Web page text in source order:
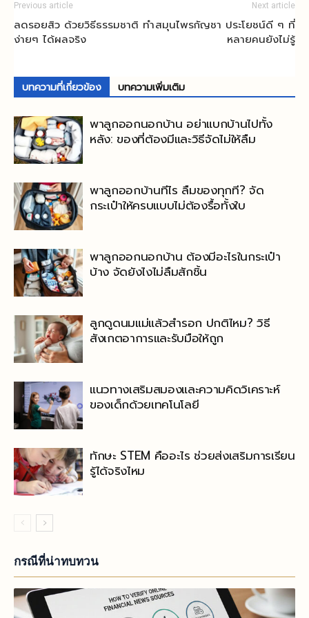
Previous article
ลดรอยสิว ด้วยวิธีธรรมชาติ ทำ
ง่ายๆ ได้ผลจริง
Next article
สมุนไพรกัญชา ประโยชน์ดี ๆ ที่
หลายคนยังไม่รู้
บทความที่เกี่ยวข้อง บทความเพิ่มเติม
พาลูกออกนอกบ้าน อย่าแบกบ้านไปทั้ง
หลัง: ของที่ต้องมีและวิธีจัดไม่ให้ลืม
พาลูกออกบ้านทีไร ลืมของทุกที? จัด
กระเป๋าให้ครบแบบไม่ต้องรื้อทั้งใบ
พาลูกออกนอกบ้าน ต้องมีอะไรในกระเป๋า
บ้าง จัดยังไงไม่ลืมสักชิ้น
ลูกดูดนมแม่แล้วสำรอก ปกติไหม? วิธี
สังเกตอาการและรับมือให้ถูก
แนวทางเสริมสมองและความคิดวิเคราะห์
ของเด็กด้วยเทคโนโลยี
ทักษะ STEM คืออะไร ช่วยส่งเสริมการเรียน
รู้ได้จริงไหม
กรณีที่น่าทบทวน